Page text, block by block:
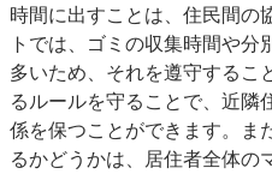
時間に出すことは、住民間の
トでは、ゴミの収集時間や
多いため、それを遵守するこ
るルールを守ることで、近隣
係を保つことができます。ま
るかどうかは、居住者全体の